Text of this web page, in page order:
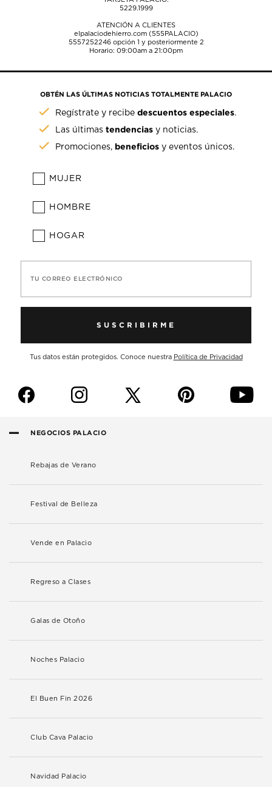
5229.1999
ATENCIÓN A CLIENTES
elpalaciodehierro.com (555PALACIO)
5557252246opción 1 y posteriormente 2
Horario: 09:00am a 21:00pm
OBTÉN LAS ÚLTIMAS NOTICIAS TOTALMENTE PALACIO
Regístrate y recibedescuentos especiales.
Las últimastendencias y noticias.
Promociones, beneficios y eventos únicos.
MUJER
HOMBRE
HOGAR
TU CORREO ELECTRÓNICO
SUSCRIBIRME
Tus datos están protegidos. Conoce nuestra Política de Privacidad
f i p y
NEGOCIOS PALACIO
Rebajas de Verano
Festival de Belleza
Vende en Palacio
Regreso a Clases
Galas de Otoño
Noches Palacio
El Buen Fin 2026
Club Cava Palacio
Navidad Palacio